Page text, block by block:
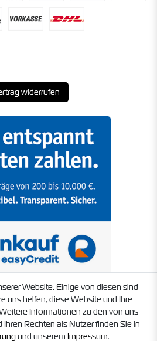
widerrufen
Website. Einige von diesen sind
uns helfen, diese Website und Ihre
Informationen zu den von uns
Rechten als Nutzer finden Sie in
und unserem Impressum.